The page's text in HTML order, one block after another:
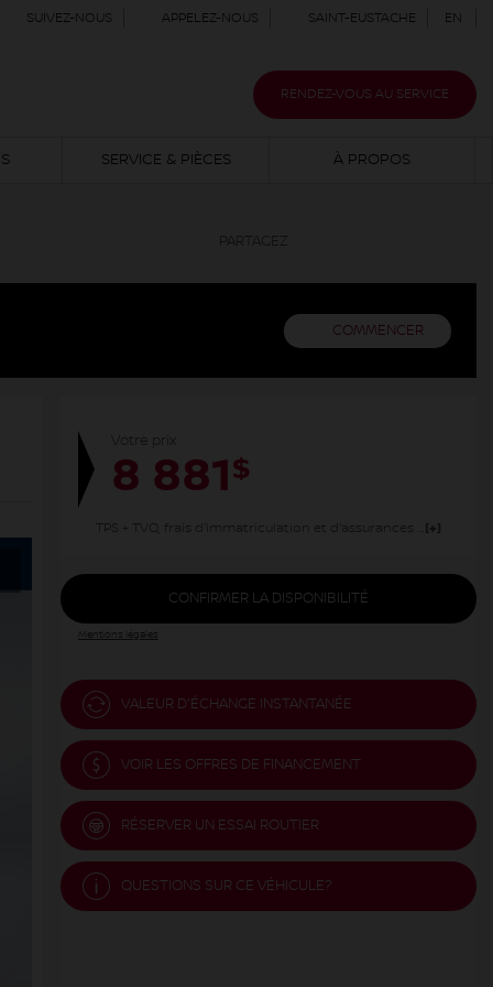
SUIVEZ-NOUS APPELEZ-NOUS SAINT-EUSTACHE EN
RENDEZ-VOUS AU SERVICE
SERVICE & PIÈCES À PROPOS
COMMENCER
Votre prix
8 881$
CONFIRMER LA DISPONIBILITÉ
Mentions légales
VALEUR D'ÉCHANGE INSTANTANÉE
VOIR LES OFFRES DE FINANCEMENT
RÉSERVER UN ESSAI ROUTIER
QUESTIONS SUR CE VÉHICULE?